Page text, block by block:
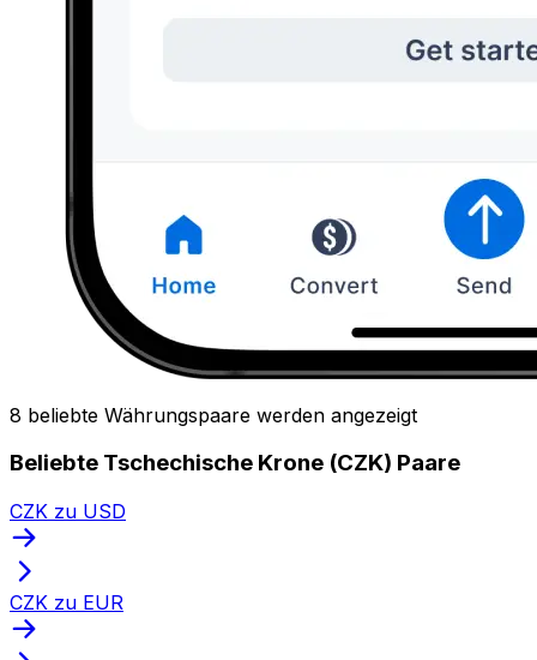
8 beliebte Währungspaare werden angezeigt
Beliebte Tschechische Krone (CZK) Paare
CZK zu USD
CZK zu EUR